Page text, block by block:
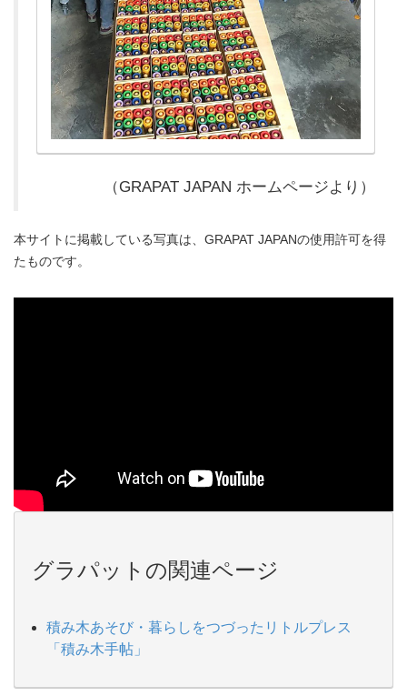
（GRAPAT JAPAN ホームページより）
本サイトに掲載している写真は、GRAPAT JAPANの使用許可を得
たものです。
グラパットの関連ページ
積み木あそび・暮らしをつづったリトルプレス
「積み木手帖」